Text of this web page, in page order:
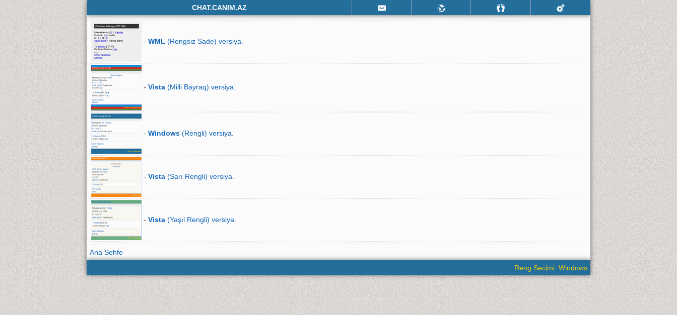
CHAT.CANIM.AZ
- WML (Rengsiz Sade) versiya.
- Vista (Milli Bayraq) versiya.
- Windows (Rengli) versiya.
- Vista (Sarı Rengli) versiya.
- Vista (Yaşıl Rengli) versiya.
Ana Sehfe
Reng Secimi: Windows